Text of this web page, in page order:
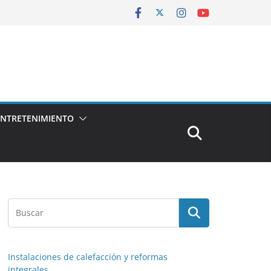
Instalaciones de calefacción y reformas